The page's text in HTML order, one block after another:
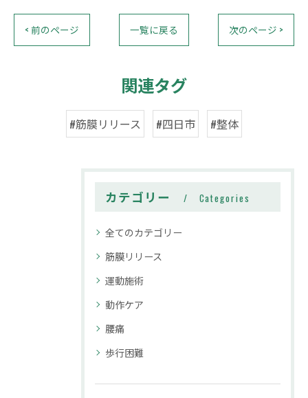
< 前のページ 一覧に戻る 次のページ >
関連タグ
#筋膜リリース #四日市 #整体
カテゴリー Categories
全てのカテゴリー
筋膜リリース
運動施術
動作ケア
腰痛
歩行困難